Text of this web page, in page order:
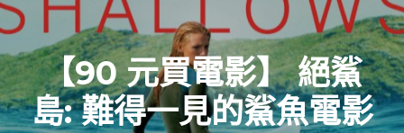
【90 元買電影】 絕鯊
島: 難得一見的鯊魚電影